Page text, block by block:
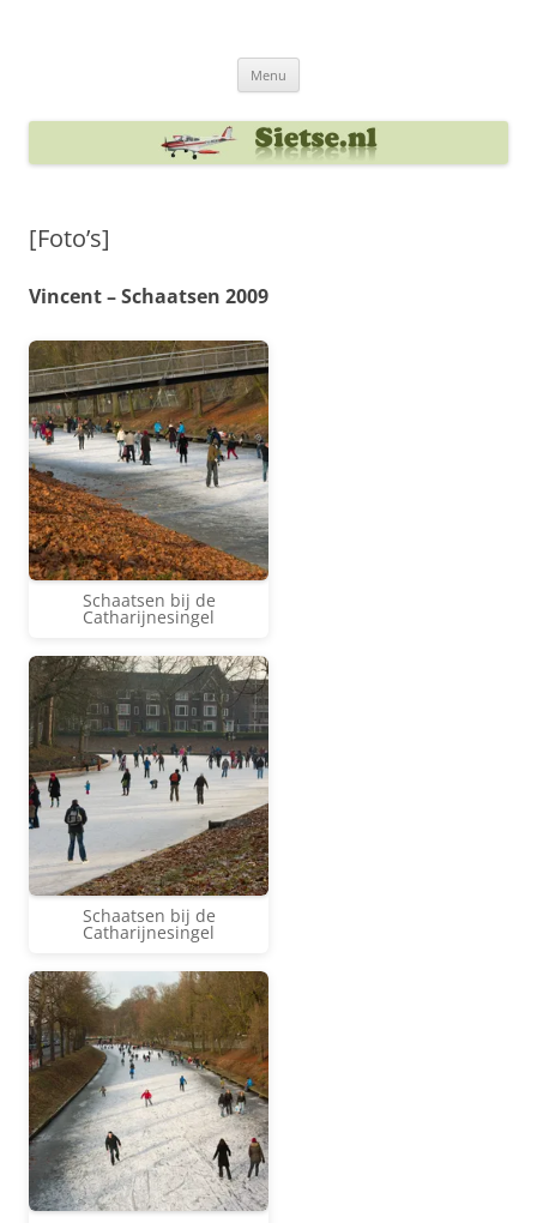
Menu
[Foto’s]
Vincent – Schaatsen 2009
Schaatsen bij de
Catharijnesingel
Schaatsen bij de
Catharijnesingel